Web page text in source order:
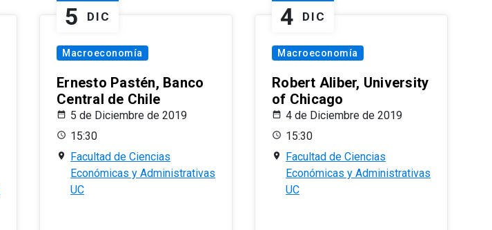
5 DIC
Macroeconomía
Ernesto Pastén, Banco
Central de Chile
5 de Diciembre de 2019
15:30
Facultad de Ciencias
Económicas y Administrativas
UC
4 DIC
Macroeconomía
Robert Aliber, University
of Chicago
4 de Diciembre de 2019
15:30
Facultad de Ciencias
Económicas y Administrativas
UC